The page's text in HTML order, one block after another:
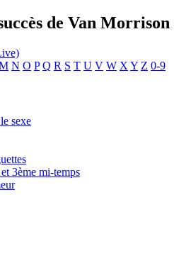
de Van Morrison
N O P Q R S T U V W X Y Z 0-9
sexe
3ème mi-temps